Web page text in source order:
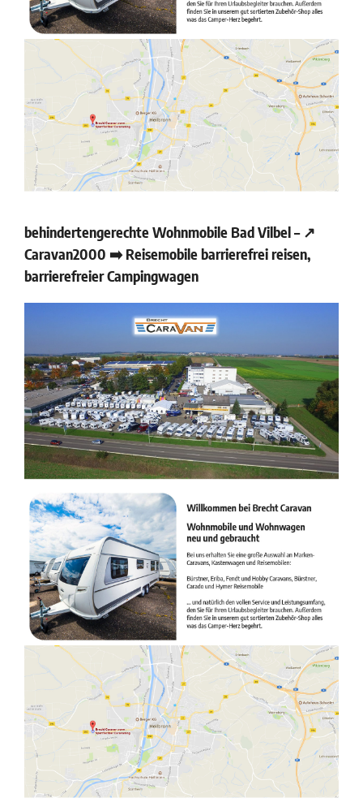
behindertengerechte Wohnmobile Bad Vilbel – ↗️
Caravan2000 ➡️ Reisemobile barrierefrei reisen,
barrierefreier Campingwagen